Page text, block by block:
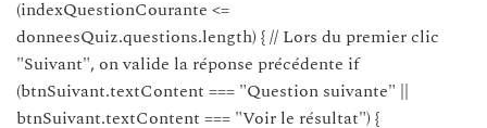
(indexQuestionCourante <=
donneesQuiz.questions.length) { // Lors du premier clic
"Suivant", on valide la réponse précédente if
(btnSuivant.textContent === "Question suivante" ||
btnSuivant.textContent === "Voir le résultat") {